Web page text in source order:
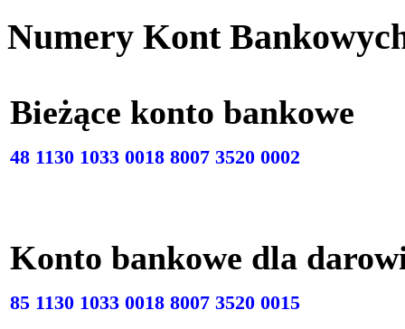
Numery Kont
Bieżące konto
48 1130 1033 0018 8007 3520 0002
Konto bankowe dla
85 1130 1033 0018 8007 3520 0015